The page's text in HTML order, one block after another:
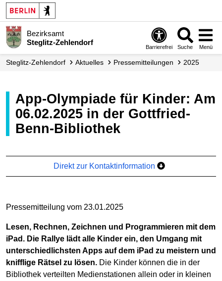
Bezirksamt
Steglitz-Zehlendorf
Barrierefrei Suche Menü
Steglitz-Zehlendorf Aktuelles Presse­mitteilungen 2025
App-Olympiade für Kinder: Am
06.02.2025 in der Gottfried-
Benn-Bibliothek
Direkt zur Kontaktinformation
Pressemitteilung vom 23.01.2025
Lesen, Rechnen, Zeichnen und Programmieren mit dem
iPad. Die Rallye lädt alle Kinder ein, den Umgang mit
unterschiedlichsten Apps auf dem iPad zu meistern und
knifflige Rätsel zu lösen. Die Kinder können die in der
Bibliothek verteilten Medienstationen allein oder in kleinen